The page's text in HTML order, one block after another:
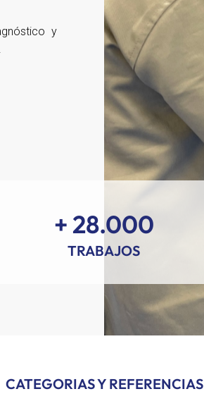
y
+ 28.000
TRABAJOS
CATEGORIAS Y REFERENCIAS